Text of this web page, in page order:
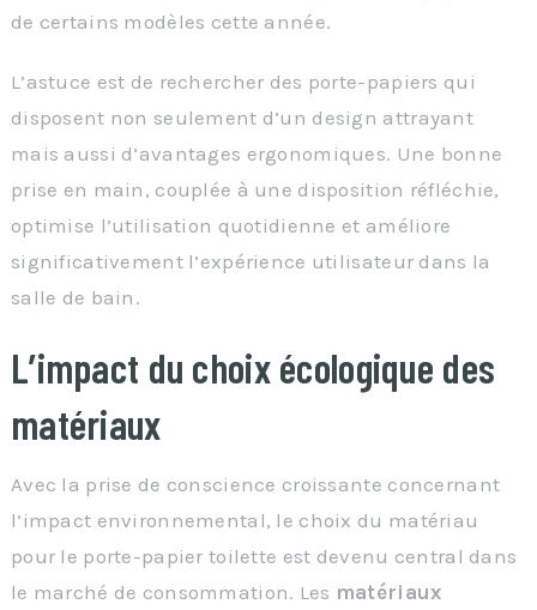
de certains modèles cette année.
L’astuce est de rechercher des porte-papiers qui
disposent non seulement d’un design attrayant
mais aussi d’avantages ergonomiques. Une bonne
prise en main, couplée à une disposition réfléchie,
optimise l’utilisation quotidienne et améliore
significativement l’expérience utilisateur dans la
salle de bain.
L’impact du choix écologique des
matériaux
Avec la prise de conscience croissante concernant
l’impact environnemental, le choix du matériau
pour le porte-papier toilette est devenu central dans
le marché de consommation. Les matériaux